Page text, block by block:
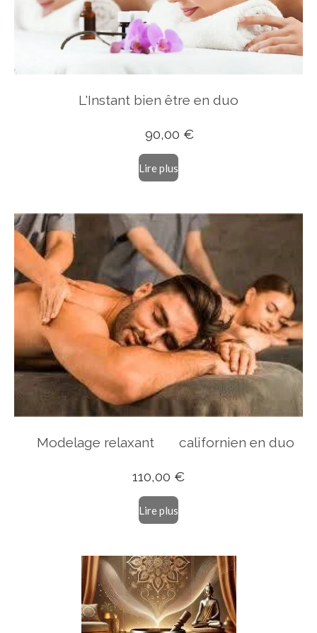
L'Instant bien être en duo
90,00 €
Lire plus
Modelage relaxant californien en duo
110,00 €
Lire plus